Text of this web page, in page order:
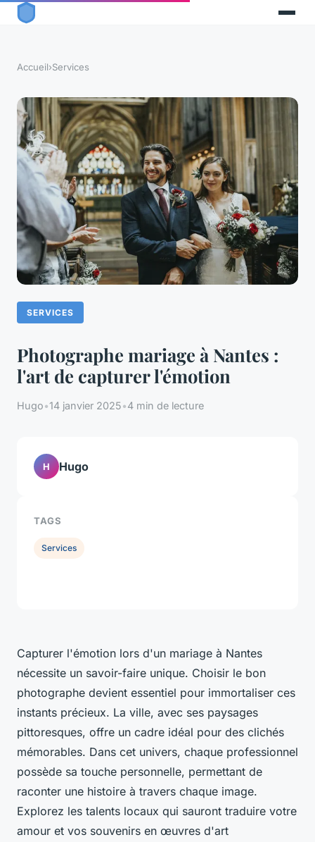
Accueil›Services
SERVICES
Photographe mariage à Nantes :
l'art de capturer l'émotion
Hugo•14 janvier 2025•4 min de lecture
Capturer l'émotion lors d'un mariage à Nantes
nécessite un savoir-faire unique. Choisir le bon
photographe devient essentiel pour immortaliser ces
instants précieux. La ville, avec ses paysages
pittoresques, offre un cadre idéal pour des clichés
mémorables. Dans cet univers, chaque professionnel
possède sa touche personnelle, permettant de
raconter une histoire à travers chaque image.
Explorez les talents locaux qui sauront traduire votre
amour et vos souvenirs en œuvres d'art
H Hugo
TAGS
Services